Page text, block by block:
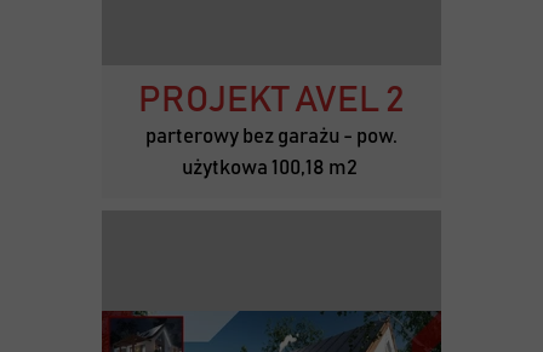
PROJEKT AVEL 2
parterowy bez garażu - pow.
użytkowa 100,18 m2